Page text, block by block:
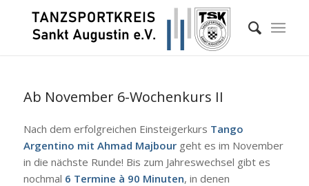
Ab November 6-Wochenkurs II
Nach dem erfolgreichen Einsteigerkurs Tango
Argentino mit Ahmad Majbourgeht es im November
in die nächste Runde! Bis zum Jahreswechsel gibt es
nochmal 6 Termine à 90 Minuten, in denen